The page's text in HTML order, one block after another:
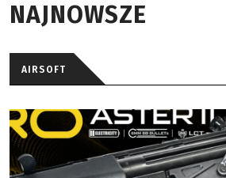
NAJNOWSZE
AIRSOFT